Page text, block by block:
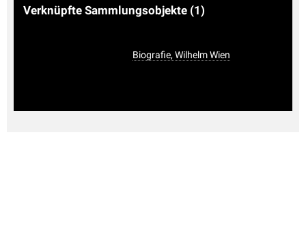
Verknüpfte Sammlungsobjekte (1)
Biografie, Wilhelm Wien